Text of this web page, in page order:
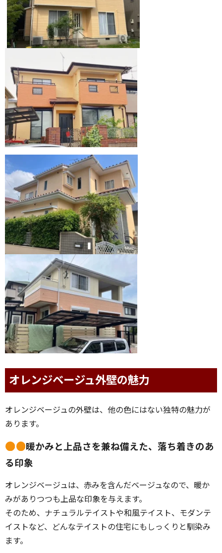
オレンジベージュ外壁の魅力
オレンジベージュの外壁は、他の色にはない独特の魅力が
あります。
暖かみと上品さを兼ね備えた、落ち着きのあ
る印象
オレンジベージュは、赤みを含んだベージュなので、暖か
みがありつつも上品な印象を与えます。
そのため、ナチュラルテイストや和風テイスト、モダンテ
イストなど、どんなテイストの住宅にもしっくりと馴染み
ます。